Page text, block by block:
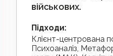
військових.
Підходи:
Клієнт-центрована психотерапія,
Психоаналіз,